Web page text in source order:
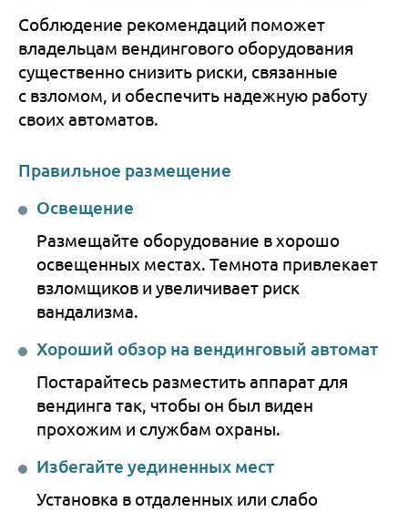
Соблюдение рекомендаций поможет
владельцам вендингового оборудования
существенно снизить риски, связанные
с взломом, и обеспечить надежную работу
своих автоматов.
Правильное размещение
Освещение
Размещайте оборудование в хорошо
освещенных местах. Темнота привлекает
взломщиков и увеличивает риск
вандализма.
Хороший обзор на вендинговый автомат
Постарайтесь разместить аппарат для
вендинга так, чтобы он был виден
прохожим и службам охраны.
Избегайте уединенных мест
Установка в отдаленных или слабо